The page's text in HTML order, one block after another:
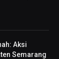
Aksi
Semarang